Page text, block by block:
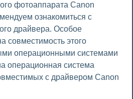
фотоаппарата Canon
ознакомиться с
драйвера. Особое
совместимость этого
операционными системами
операционная система
с драйвером Canon